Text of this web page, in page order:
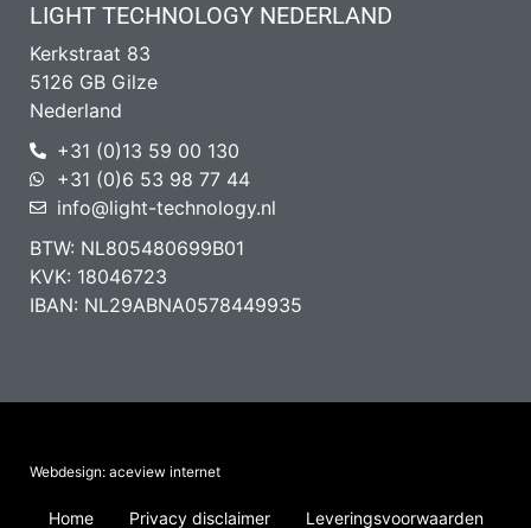
LIGHT TECHNOLOGY NEDERLAND
Kerkstraat 83
5126 GB Gilze
Nederland
+31 (0)13 59 00 130
+31 (0)6 53 98 77 44
info@light-technology.nl
BTW: NL805480699B01
KVK: 18046723
IBAN: NL29ABNA0578449935
Webdesign: aceview internet
Home Privacy disclaimer Leveringsvoorwaarden